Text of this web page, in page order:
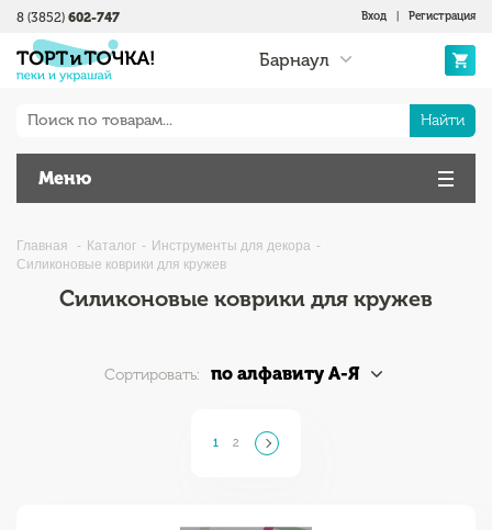
Вход Регистрация
Барнаул
8 (3852) 602-747
Найти
Меню
Главная Каталог
Инструменты для декора
Силиконовые коврики для кружев
Силиконовые коврики для кружев
Сортировать: по алфавиту А-Я
1 2